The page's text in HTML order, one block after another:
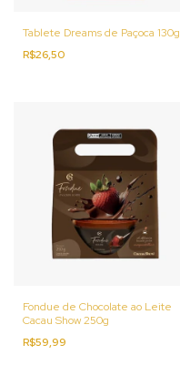
Tablete Dreams de Paçoca 130g
R$26,50
Fondue de Chocolate ao Leite
Cacau Show 250g
R$59,99